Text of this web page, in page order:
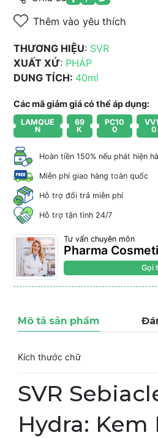
Thêm vào yêu thích
THƯƠNG HIỆU: SVR
XUẤT XỨ: PHÁP
DUNG TÍCH: 40ml
Các mã giảm giá có thể áp dụng:
LAMQUE
N
69
K
PC10
0
0
Hoàn tiền 150% nếu phát hiện
Miễn phí giao hàng toàn quốc
Hỗ trợ đổi trả miễn phí
Hỗ trợ tận tình 24/7
Tư vấn chuyên môn
Pharma
Gọi
Mô tả sản phẩm
Kích thước chữ
SVR
Hydra: Kem